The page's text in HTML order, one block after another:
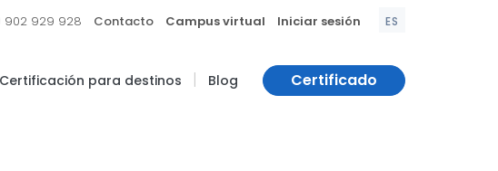
902 929 928 Contacto Campus virtual Iniciar sesión ES
Certificación para destinos | Blog Certificado